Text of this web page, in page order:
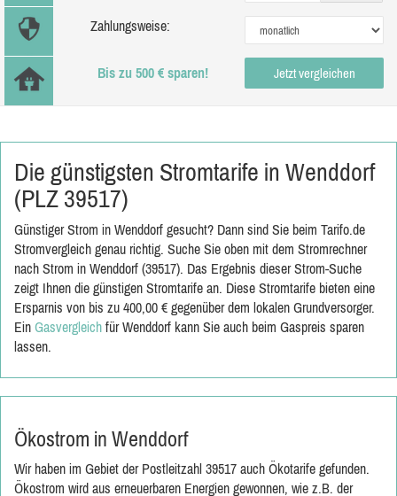
Zahlungsweise:
Bis zu 500 € sparen! Jetzt vergleichen
Die günstigsten Stromtarife in Wenddorf
(PLZ 39517)
Günstiger Strom in Wenddorf gesucht? Dann sind Sie beim Tarifo.de
Stromvergleich genau richtig. Suche Sie oben mit dem Stromrechner
nach Strom in Wenddorf (39517). Das Ergebnis dieser Strom-Suche
zeigt Ihnen die günstigen Stromtarife an. Diese Stromtarife bieten eine
Ersparnis von bis zu 400,00 € gegenüber dem lokalen Grundversorger.
Ein Gasvergleich für Wenddorf kann Sie auch beim Gaspreis sparen
lassen.
Ökostrom in Wenddorf
Wir haben im Gebiet der Postleitzahl 39517 auch Ökotarife gefunden.
Ökostrom wird aus erneuerbaren Energien gewonnen, wie z.B. der